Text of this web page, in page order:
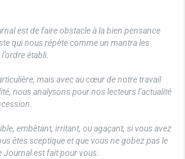
est de faire obstacle à la bien pensance
qui nous répète comme un mantra les
établi.
mais avec au cœur de notre travail
nous analysons pour nos lecteurs l’actualité
embêtant, irritant, ou agaçant, si vous avez
êtes sceptique et que vous ne gobez pas le
Journal est fait pour vous.